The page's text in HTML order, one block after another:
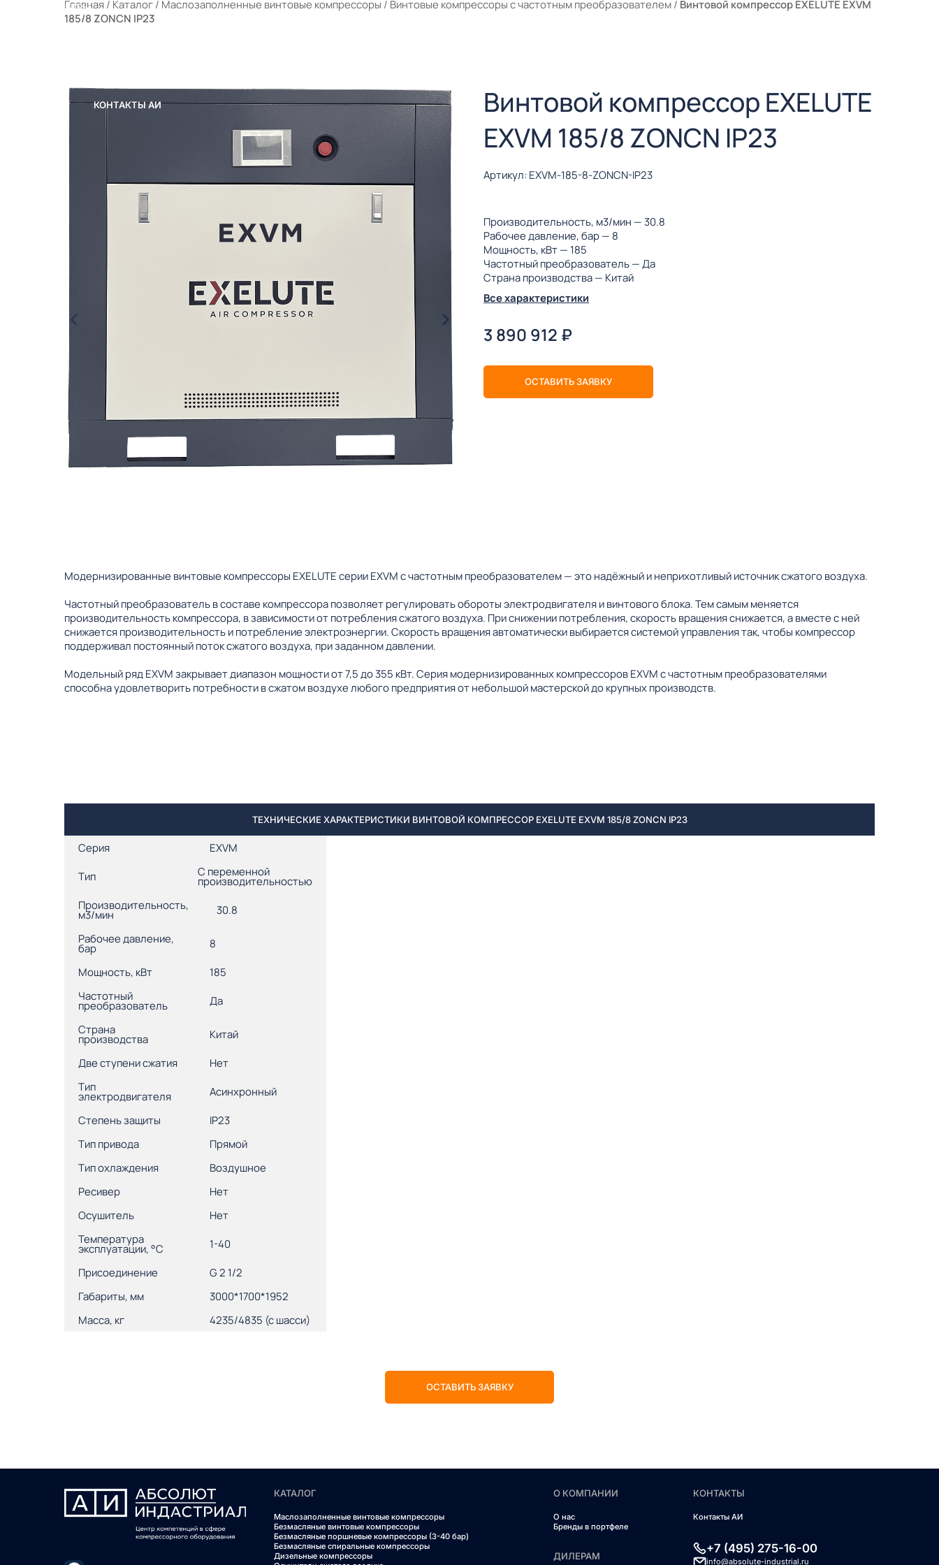
Главная / Каталог / Маслозаполненные винтовые компрессоры / Винтовые компрессоры с частотным преобразователем / Винтовой компрессор EXELUTE EXVM
185/8 ZONCN IP23
Винтовой компрессор EXELUTE
EXVM 185/8 ZONCN IP23
Артикул: EXVM-185-8-ZONCN-IP23
Производительность, м3/мин — 30.8
Рабочее давление, бар — 8
Мощность, кВт — 185
Частотный преобразователь — Да
Страна производства — Китай
Все характеристики
3 890 912 ₽
ОСТАВИТЬ ЗАЯВКУ
Модернизированные винтовые компрессоры EXELUTE серии EXVM с частотным преобразователем — это надёжный и неприхотливый источник сжатого воздуха.
Частотный преобразователь в составе компрессора позволяет регулировать обороты электродвигателя и винтового блока. Тем самым меняется
производительность компрессора, в зависимости от потребления сжатого воздуха. При снижении потребления, скорость вращения снижается, а вместе с ней
снижается производительность и потребление электроэнергии. Скорость вращения автоматически выбирается системой управления так, чтобы компрессор
поддерживал постоянный поток сжатого воздуха, при заданном давлении.
Модельный ряд EXVM закрывает диапазон мощности от 7,5 до 355 кВт. Серия модернизированных компрессоров EXVM с частотным преобразователями
способна удовлетворить потребности в сжатом воздухе любого предприятия от небольшой мастерской до крупных производств.
ТЕХНИЧЕСКИЕ ХАРАКТЕРИСТИКИ ВИНТОВОЙ КОМПРЕССОР EXELUTE EXVM 185/8 ZONCN IP23
Серия EXVM
Тип С переменной
производительностью
Производительность,
м3/мин 30.8
Рабочее давление,
бар 8
Мощность, кВт
185
Частотный
преобразователь Да
Страна
производства Китай
Две ступени сжатия
Нет
Тип
электродвигателя Асинхронный
Степень защиты
IP23
Тип привода
Прямой
Тип охлаждения
Воздушное
Ресивер
Нет
Осушитель
Нет
Температура
эксплуатации, °С 1-40
Присоединение
G 2 1/2
Габариты, мм
3000*1700*1952
Масса, кг
4235/4835 (с шасси)
ОСТАВИТЬ ЗАЯВКУ
КАТАЛОГ
Маслозаполненные винтовые компрессоры
Безмасляные винтовые компрессоры
Безмасляные поршневые компрессоры (3-40 бар)
Безмасляные спиральные компрессоры
Дизельные компрессоры
О КОМПАНИИ
О нас
Бренды в портфеле
ДИЛЕРАМ
КОНТАКТЫ
Контакты АИ
+7 (495) 275-16-00
info@absolute-industrial.ru
ФИЛЬТРЫ
КОНТАКТЫ АИ